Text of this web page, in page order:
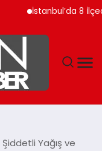
İstanbul’da 8
Yağış ve